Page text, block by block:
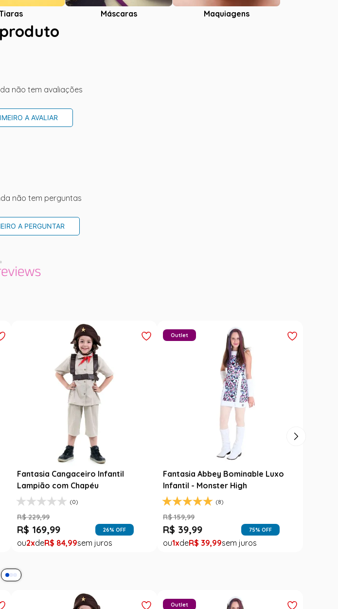
Máscaras Maquiagens
não tem avaliações
A AVALIAR
não tem perguntas
A PERGUNTAR
Fantasia Cangaceiro Infantil
Lampião com Chapéu
(0)
R$ 229,99
R$ 169,99 26% OFF
2 R$ 84,99
Fantasia Abbey Bominable Luxo
Infantil - Monster High
(8)
Outlet
R$ 159,99
R$ 39,99 75% OFF
1 R$ 39,99
Outlet